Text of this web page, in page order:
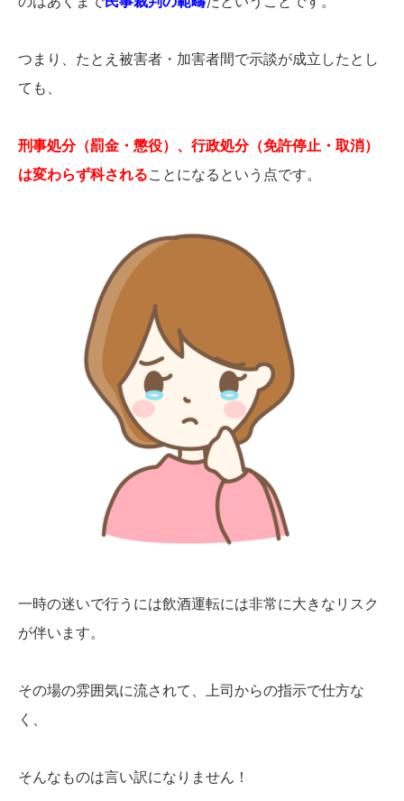
つまり、たとえ被害者・加害者間で示談が成立したとし
ても、
刑事処分（罰金・懲役）、行政処分（免許停止・取消）
は変わらず科されることになるという点です。
一時の迷いで行うには飲酒運転には非常に大きなリスク
が伴います。
その場の雰囲気に流されて、上司からの指示で仕方な
く、
そんなものは言い訳になりません！